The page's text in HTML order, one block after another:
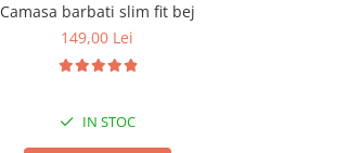
Camasa barbati slim fit bej
149,00 Lei
IN STOC